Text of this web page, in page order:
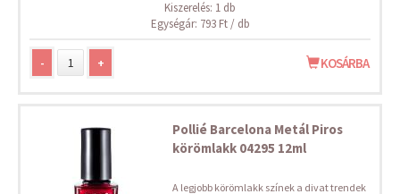
Kiszerelés: 1 db
Egységár: 793 Ft / db
- + KOSÁRBA
Pollié Barcelona Metál Piros
körömlakk 04295 12ml
A legjobb körömlakk színek a divat trendek